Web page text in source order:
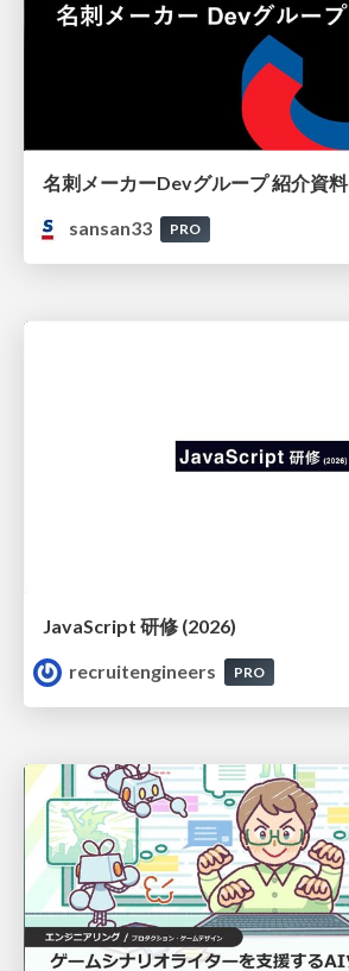
名刺メーカーDevグループ 紹介資料
sansan33
PRO
JavaScript 研修 (2026)
recruitengineers
PRO